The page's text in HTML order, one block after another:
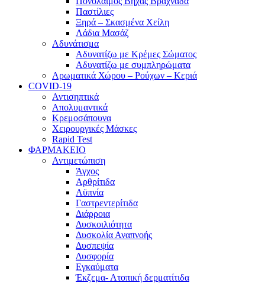
Παστίλιες
Ξηρά – Σκασμένα Χείλη
Λάδια Μασάζ
Αδυνάτισμα
Αδυνατίζω με Κρέμες Σώματος
Αδυνατίζω με συμπληρώματα
Αρωματικά Χώρου – Ρούχων – Κεριά
COVID-19
Αντισηπτικά
Απολυμαντικά
Κρεμοσάπουνα
Χειρουργικές Μάσκες
Rapid Test
ΦΑΡΜΑΚΕΙΟ
Αντιμετώπιση
Άγχος
Αρθρίτιδα
Αϋπνία
Γαστρεντερίτιδα
Διάρροια
Δυσκοιλιότητα
Δυσκολία Αναπνοής
Δυσπεψία
Δυσφορία
Εγκαύματα
Έκζεμα- Ατοπική δερματίτιδα